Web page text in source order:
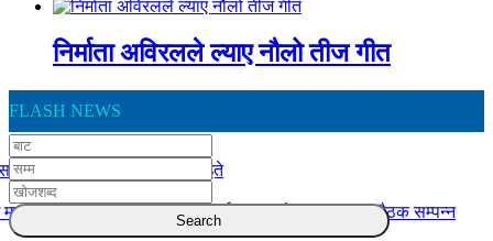
निर्माता अविरलले ल्याए नौलो तीज गीत
FLASH NEWS
दुर्घटना : एकको मृत्यु, ६ जना घाइते
कार्यालय बिच योजना कार्यान्वयन बारे समन्वयात्मक बैठक सम्पन्न